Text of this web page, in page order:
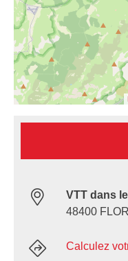
VTT dans
48400
Calculez